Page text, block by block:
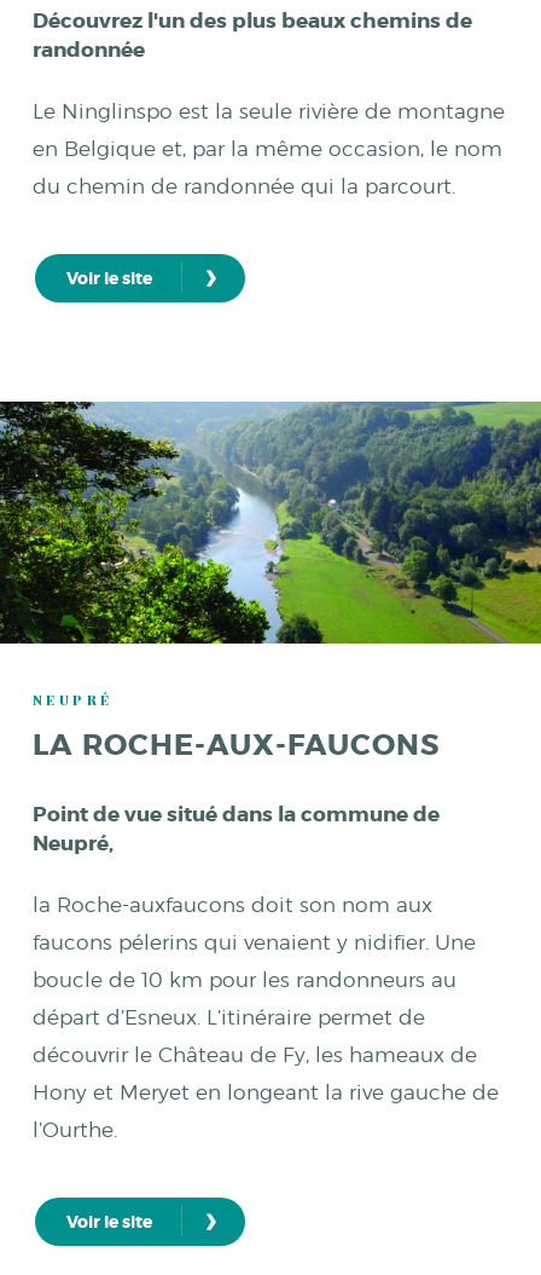
Découvrez l'un des plus beaux chemins de
randonnée
Le Ninglinspo est la seule rivière de montagne
en Belgique et, par la même occasion, le nom
du chemin de randonnée qui la parcourt.
Voir le site ›
NEUPRÉ
LA ROCHE-AUX-FAUCONS
Point de vue situé dans la commune de
Neupré,
la Roche-auxfaucons doit son nom aux
faucons pélerins qui venaient y nidifier. Une
boucle de 10 km pour les randonneurs au
départ d’Esneux. L’itinéraire permet de
découvrir le Château de Fy, les hameaux de
Hony et Meryet en longeant la rive gauche de
l’Ourthe.
Voir le site ›